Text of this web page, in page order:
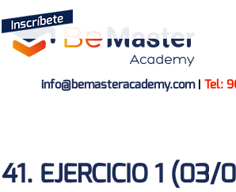
info@bemasteracademy.com| Tel:
41. EJERCICIO 1